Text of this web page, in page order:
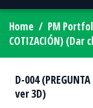
Home / PM
COTIZACIÓN) (Dar
D-004
ver 3D)